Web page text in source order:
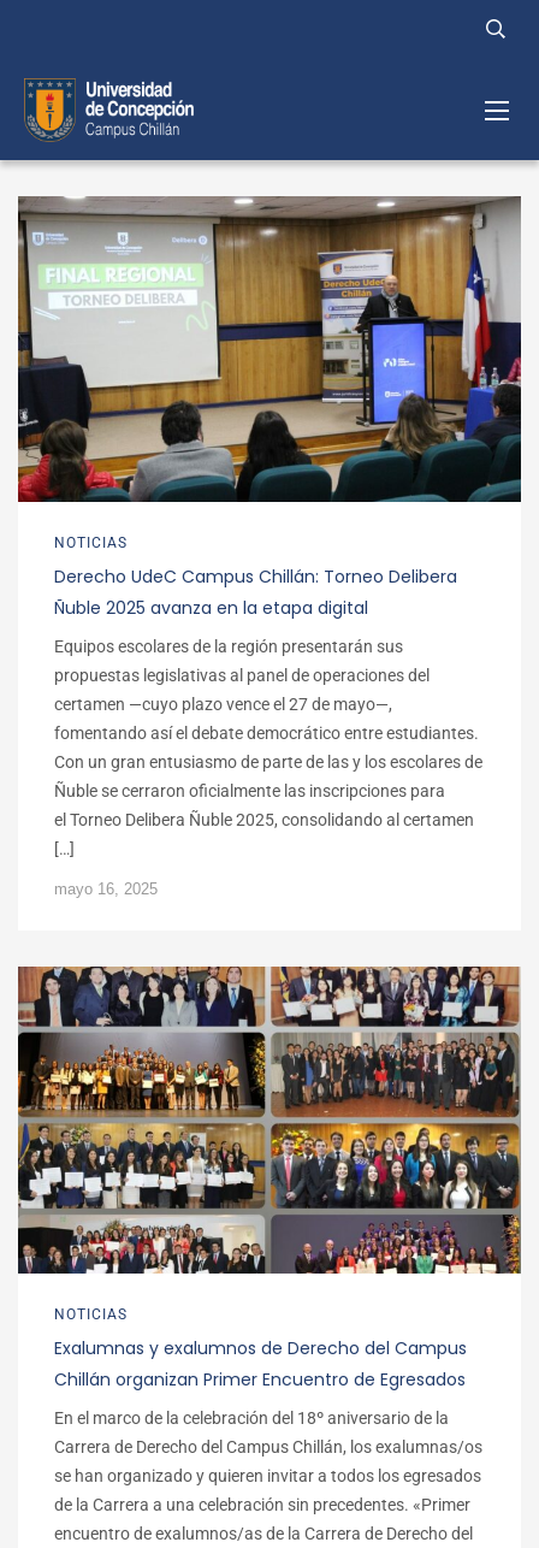
NOTICIAS
Derecho UdeC Campus Chillán: Torneo Delibera
Ñuble 2025 avanza en la etapa digital
Equipos escolares de la región presentarán sus
propuestas legislativas al panel de operaciones del
certamen —cuyo plazo vence el 27 de mayo—,
fomentando así el debate democrático entre estudiantes.
Con un gran entusiasmo de parte de las y los escolares de
Ñuble se cerraron oficialmente las inscripciones para
el Torneo Delibera Ñuble 2025, consolidando al certamen
[…]
mayo 16, 2025
NOTICIAS
Exalumnas y exalumnos de Derecho del Campus
Chillán organizan Primer Encuentro de Egresados
En el marco de la celebración del 18º aniversario de la
Carrera de Derecho del Campus Chillán, los exalumnas/os
se han organizado y quieren invitar a todos los egresados
de la Carrera a una celebración sin precedentes. «Primer
encuentro de exalumnos/as de la Carrera de Derecho del